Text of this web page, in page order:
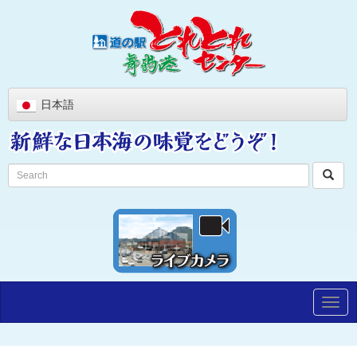
日本語